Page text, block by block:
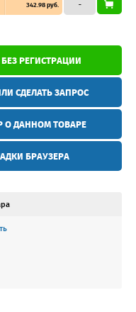
342.98 руб. –
РЕГИСТРАЦИИ
СДЕЛАТЬ ЗАПРОС
О ДАННОМ ТОВАРЕ
БРАУЗЕРА